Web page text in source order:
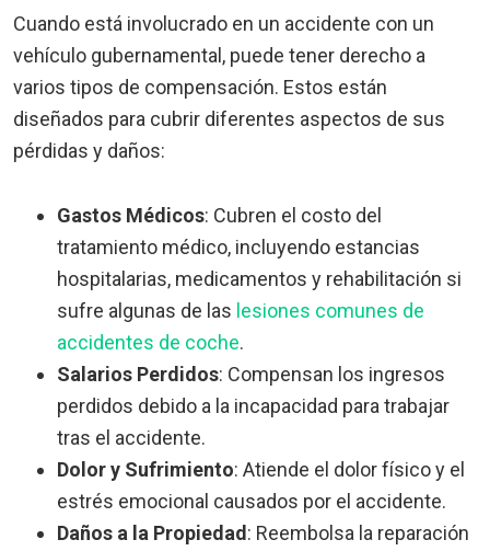
Cuando está involucrado en un accidente con un
vehículo gubernamental, puede tener derecho a
varios tipos de compensación. Estos están
diseñados para cubrir diferentes aspectos de sus
pérdidas y daños:
Gastos Médicos: Cubren el costo del
tratamiento médico, incluyendo estancias
hospitalarias, medicamentos y rehabilitación si
sufre algunas de las lesiones comunes de
accidentes de coche.
Salarios Perdidos: Compensan los ingresos
perdidos debido a la incapacidad para trabajar
tras el accidente.
Dolor y Sufrimiento: Atiende el dolor físico y el
estrés emocional causados por el accidente.
Daños a la Propiedad: Reembolsa la reparación